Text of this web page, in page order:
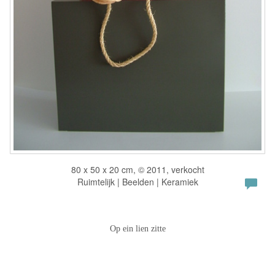
80 x 50 x 20 cm, © 2011, verkocht
Ruimtelijk | Beelden | Keramiek
Op ein lien zitte